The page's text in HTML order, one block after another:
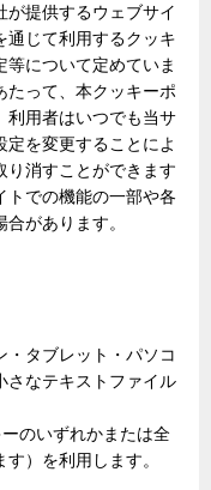
が提供するウェブサイ
通じて利用するクッキ
について定めていま
たって、本クッキーポ
利用者はいつでも当サ
を変更することによ
り消すことができます
トでの機能の一部や各
があります。
・タブレット・パソコ
さなテキストファイル
のいずれかまたは全
）を利用します。